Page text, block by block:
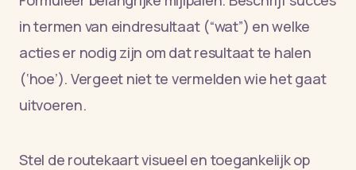
in termen van eindresultaat (“wat”) en welke
acties er nodig zijn om dat resultaat te halen
(‘hoe’). Vergeet niet te vermelden wie het gaat
uitvoeren.
Stel de routekaart visueel en toegankelijk op